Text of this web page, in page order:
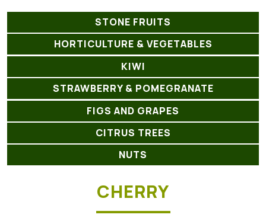
STONE FRUITS
HORTICULTURE & VEGETABLES
KIWI
STRAWBERRY & POMEGRANATE
FIGS AND GRAPES
CITRUS TREES
NUTS
CHERRY